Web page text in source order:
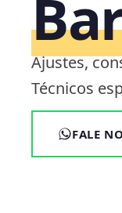
Ajustes,
Técnicos
FALE